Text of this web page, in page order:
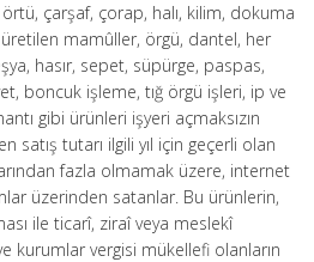
çarşaf, çorap, halı, kilim, dokuma
üretilen mamûller, örgü, dantel, her
hasır, sepet, süpürge, paspas,
boncuk işleme, tığ örgü işleri, ip ve
gibi ürünleri işyeri açmaksızın
satış tutarı ilgili yıl için geçerli olan
fazla olmamak üzere, internet
üzerinden satanlar. Bu ürünlerin,
ile ticarî, ziraî veya meslekî
kurumlar vergisi mükellefi olanların